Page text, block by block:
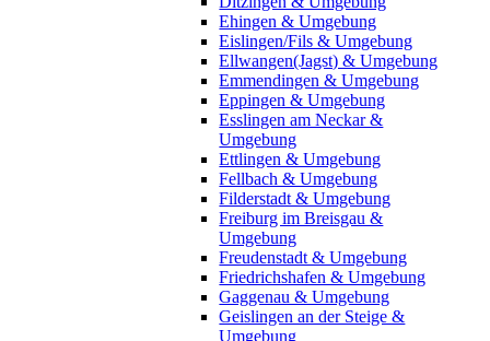
Ehingen & Umgebung
Eislingen/Fils & Umgebung
Ellwangen(Jagst) & Umgebung
Emmendingen & Umgebung
Eppingen & Umgebung
Esslingen am Neckar &
Umgebung
Ettlingen & Umgebung
Fellbach & Umgebung
Filderstadt & Umgebung
Freiburg im Breisgau &
Umgebung
Freudenstadt & Umgebung
Friedrichshafen & Umgebung
Gaggenau & Umgebung
Geislingen an der Steige &
Umgebung